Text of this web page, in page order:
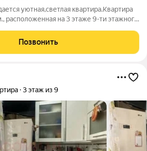
уютная,светлая квартира.Квартира
расположенная на 3 этаже 9-ти этажного
жилой площади. В квартире выполнен
,
Позвонить
3 этаж из 9